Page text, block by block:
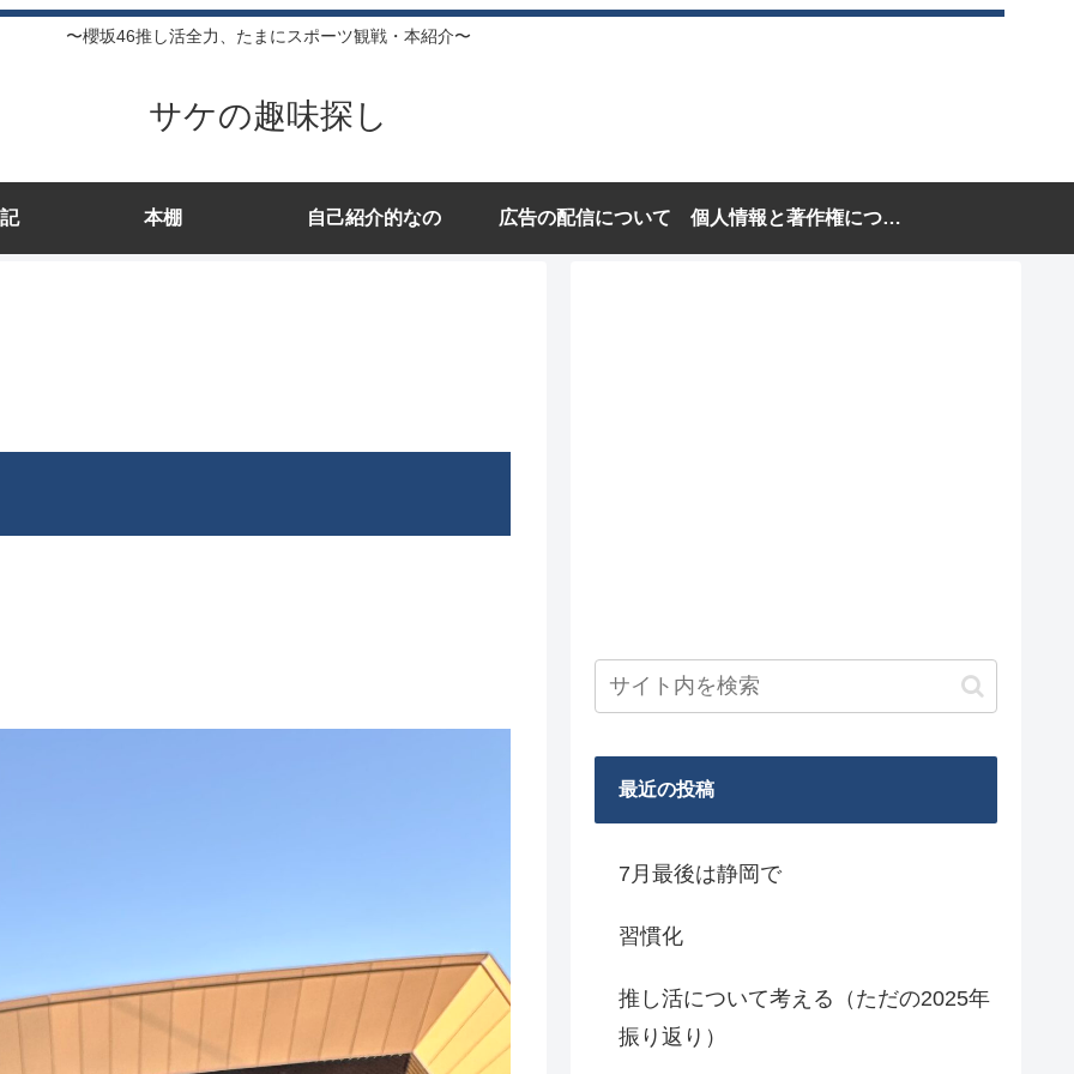
〜櫻坂46推し活全力、たまにスポーツ観戦・本紹介〜
サケの趣味探し
本棚 自己紹介的なの 広告の配信について 個人情報と著作権について
最近の投稿
7月最後は静岡で
習慣化
推し活について考える（ただの2025年
振り返り）